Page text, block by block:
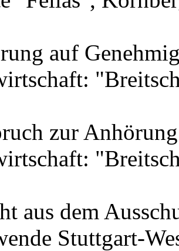
auf
zur
aus dem
Stuttgart-